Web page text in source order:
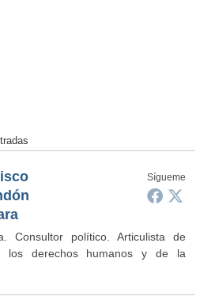
Sígueme
Consultor político. Articulista de
los derechos humanos y de la